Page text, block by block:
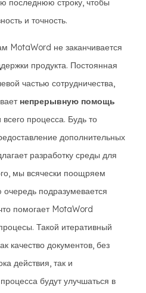
последнюю строку, чтобы
и точность.
MotaWord не заканчивается
продукта. Постоянная
частью сотрудничества,
непрерывную помощь
процесса. Будь то
дополнительных
разработку среды для
мы всячески поощряем
подразумевается
помогает MotaWord
Такой итеративный
качество документов, без
действия, так и
будут улучшаться в